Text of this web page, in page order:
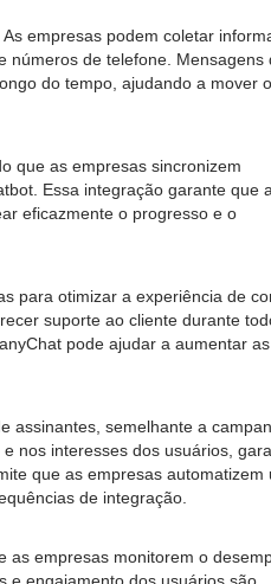
empresas podem coletar
números de telefone. Mensagens
do tempo, ajudando a mover
que as empresas sincronizem
Essa integração garante que
eficazmente o progresso e o
para otimizar a experiência de
suporte ao cliente durante
pode ajudar a aumentar
assinantes, semelhante a
nos interesses dos usuários,
que as empresas automatizem
de integração.
as empresas monitorem o